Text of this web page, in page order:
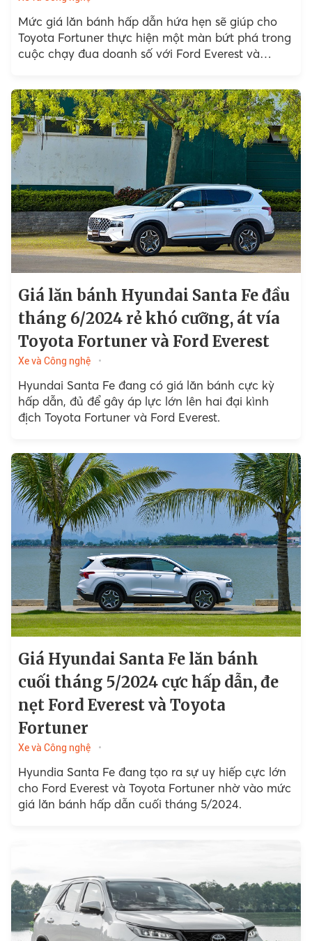
Mức giá lăn bánh hấp dẫn hứa hẹn sẽ giúp cho
Toyota Fortuner thực hiện một màn bứt phá trong
cuộc chạy đua doanh số với Ford Everest và
Giá lăn bánh Hyundai Santa Fe đầu
tháng 6/2024 rẻ khó cưỡng, át vía
Toyota Fortuner và Ford Everest
Xe và Công nghệ
Hyundai Santa Fe đang có giá lăn bánh cực kỳ
hấp dẫn, đủ để gây áp lực lớn lên hai đại kình
địch Toyota Fortuner và Ford Everest.
Giá Hyundai Santa Fe lăn bánh
cuối tháng 5/2024 cực hấp dẫn, đe
nẹt Ford Everest và Toyota
Fortuner
Xe và Công nghệ
Hyundia Santa Fe đang tạo ra sự uy hiếp cực lớn
cho Ford Everest và Toyota Fortuner nhờ vào mức
giá lăn bánh hấp dẫn cuối tháng 5/2024.